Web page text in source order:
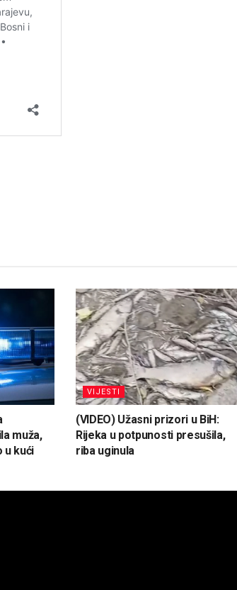
muža,
u kući
VIJESTI
(VIDEO) Užasni prizori u BiH:
Rijeka u potpunosti presušila,
riba uginula